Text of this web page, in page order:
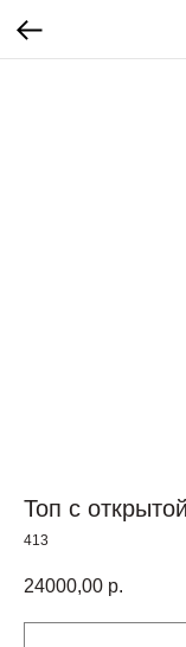
Топ с
413
24000,00 р.